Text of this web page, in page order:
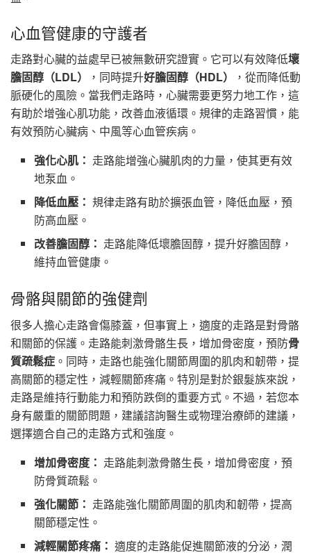
心血管健康的守護者
走路對心臟的益處早已被無數研究證實。它可以有效降低壞
膽固醇（LDL）
，同時提升好膽固醇（HDL）
，從而降低動
脈硬化的風險。當我們走路時，心臟需要更努力地工作，這
有助於增強心肌功能，改善血液循環。規律的走路習慣，能
有效預防心臟病、中風等心血管疾病。
強化心肌： 走路能增強心臟肌肉的力量，使其更有效
地泵血。
降低血壓： 規律走路有助於擴張血管，降低血壓，預
防高血壓。
改善膽固醇： 走路能降低壞膽固醇，提升好膽固醇，
維持血管健康。
骨骼與關節的強健劑
很多人擔心走路會傷膝蓋，但事實上，適度的走路是對骨骼
和關節的保護。走路能刺激骨骼生長，增加骨密度，預防骨
質疏鬆症 。同時，走路也能強化關節周圍的肌肉和韌帶，提
高關節的穩定性，減輕關節疼痛。特別是對於銀髮族來說，
走路是維持行動能力和預防跌倒的重要方式。不過，若您本
身有嚴重的關節問題，建議諮詢醫生或物理治療師的建議，
選擇適合自己的走路方式和強度。
增加骨密度： 走路能刺激骨骼生長，增加骨密度，預
防骨質疏鬆。
強化關節： 走路能強化關節周圍的肌肉和韌帶，提高
關節穩定性。
減輕關節疼痛： 適度的走路能促進關節液的分泌，潤